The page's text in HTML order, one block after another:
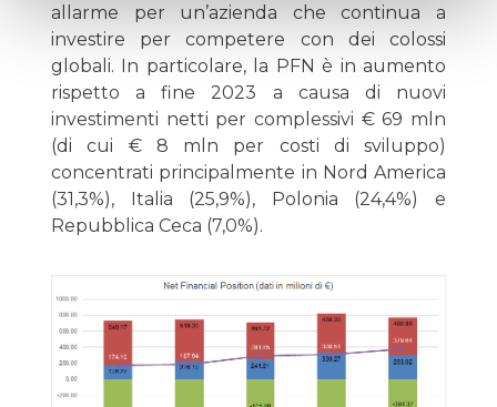
allarme per un’azienda che continua a
investire per competere con dei colossi
globali. In particolare, la PFN è in aumento
rispetto a fine 2023 a causa di nuovi
investimenti netti per complessivi € 69 mln
(di cui € 8 mln per costi di sviluppo)
concentrati principalmente in Nord America
(31,3%), Italia (25,9%), Polonia (24,4%) e
Repubblica Ceca (7,0%).